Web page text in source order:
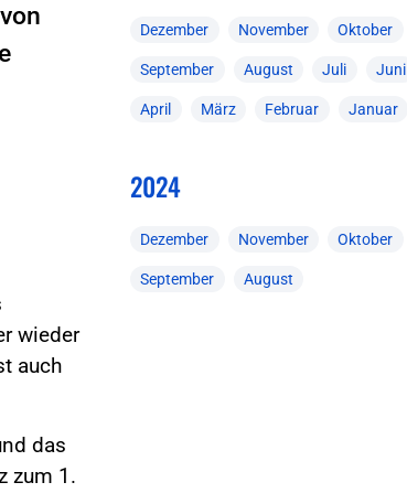
wieder
auch
das
zum 1.
Dezember November Oktober
September August Juli Juni
April März Februar Januar
2024
Dezember November Oktober
September August